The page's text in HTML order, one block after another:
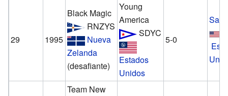
29 1995
Black Magic
RNZYS
Nueva
Zelanda
(desafiante)
Young
America
SDYC
Estados
Unidos
5-0
San
Team New